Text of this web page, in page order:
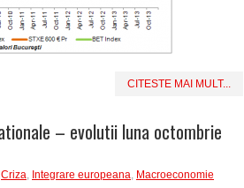
CITESTE MAI MULT...
– evolutii luna octombrie
Criza, Integrare europeana, Macroeconomie